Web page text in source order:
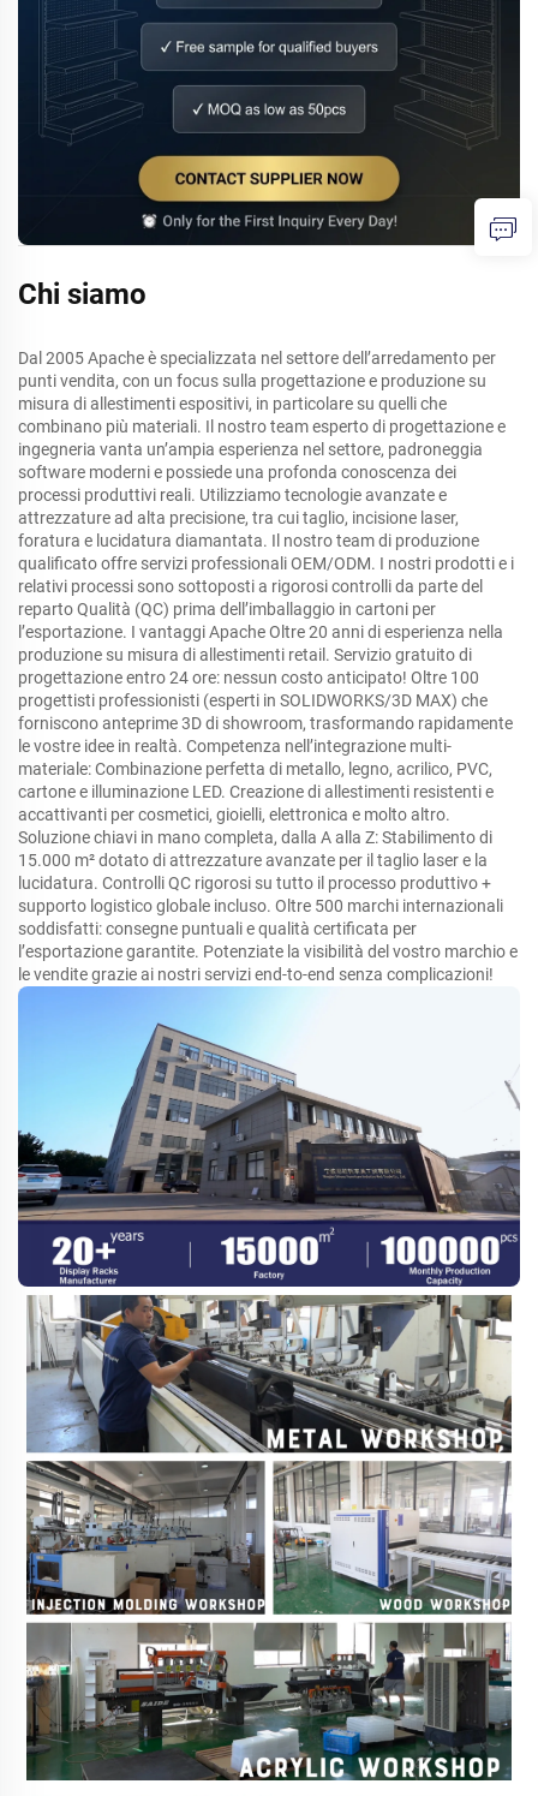
Chi siamo
Dal 2005 Apache è specializzata nel settore dell’arredamento per
punti vendita, con un focus sulla progettazione e produzione su
misura di allestimenti espositivi, in particolare su quelli che
combinano più materiali. Il nostro team esperto di progettazione e
ingegneria vanta un’ampia esperienza nel settore, padroneggia
software moderni e possiede una profonda conoscenza dei
processi produttivi reali. Utilizziamo tecnologie avanzate e
attrezzature ad alta precisione, tra cui taglio, incisione laser,
foratura e lucidatura diamantata. Il nostro team di produzione
qualificato offre servizi professionali OEM/ODM. I nostri prodotti e i
relativi processi sono sottoposti a rigorosi controlli da parte del
reparto Qualità (QC) prima dell’imballaggio in cartoni per
l’esportazione. I vantaggi Apache Oltre 20 anni di esperienza nella
produzione su misura di allestimenti retail. Servizio gratuito di
progettazione entro 24 ore: nessun costo anticipato! Oltre 100
progettisti professionisti (esperti in SOLIDWORKS/3D MAX) che
forniscono anteprime 3D di showroom, trasformando rapidamente
le vostre idee in realtà. Competenza nell’integrazione multi-
materiale: Combinazione perfetta di metallo, legno, acrilico, PVC,
cartone e illuminazione LED. Creazione di allestimenti resistenti e
accattivanti per cosmetici, gioielli, elettronica e molto altro.
Soluzione chiavi in mano completa, dalla A alla Z: Stabilimento di
15.000 m² dotato di attrezzature avanzate per il taglio laser e la
lucidatura. Controlli QC rigorosi su tutto il processo produttivo +
supporto logistico globale incluso. Oltre 500 marchi internazionali
soddisfatti: consegne puntuali e qualità certificata per
l’esportazione garantite. Potenziate la visibilità del vostro marchio e
le vendite grazie ai nostri servizi end-to-end senza complicazioni!